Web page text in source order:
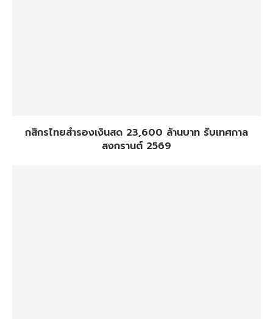
กสิกรไทยสำรองเงินสด 23,600 ล้านบาท รับเทศกาล
สงกรานต์ 2569